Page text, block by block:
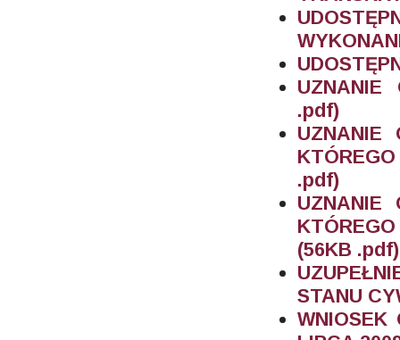
UZNANIE
.pdf)
UZNANIE
.pdf)
UZNANIE
(56KB .pdf)
STANU
WNIOSEK